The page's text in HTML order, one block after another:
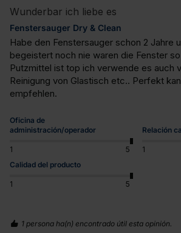
Wunderbar ich liebe es
Fenstersauger Dry & Clean
Habe den Fenstersauger schon 2 Jahre
begeistert noch nie waren die Fenster
Putzmittel ist top ich verwende es auch
Reinigung von Glastisch etc.. Perfekt
empfehlen.
Oficina de
administración/operador
1 5
Relación
1
Calidad del producto
1 5
1 persona ha(n) encontrado útil esta opinión.